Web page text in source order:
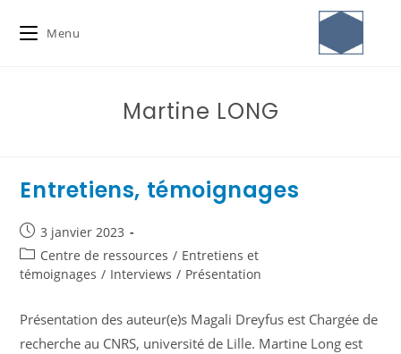
Menu
Martine LONG
Entretiens, témoignages
3 janvier 2023
Centre de ressources / Entretiens et
témoignages / Interviews / Présentation
Présentation des auteur(e)s Magali Dreyfus est Chargée de
recherche au CNRS, université de Lille. Martine Long est